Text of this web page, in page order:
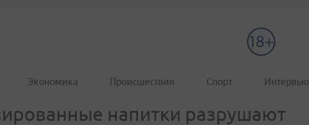
Экономика Происшествия Спорт Интервью
напитки разрушают